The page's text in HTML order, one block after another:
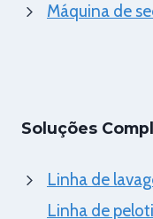
Máquina de
Soluções
Linha de
Linha de